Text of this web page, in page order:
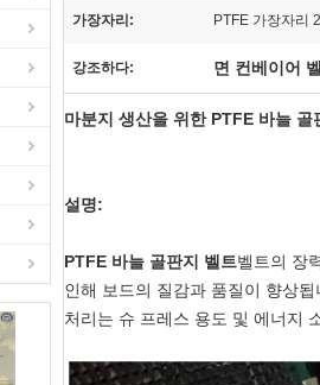
가장자리: PTFE 가장자리
강조하다: 면 컨베이어
마분지 생산을 위한 PTFE 바늘
설명:
PTFE 바늘 골판지 벨트벨트의 장
인해 보드의 질감과 품질이 향상
처리는 슈 프레스 용도 및 에너지